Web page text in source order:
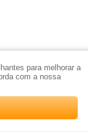
para melhorar a
com a nossa